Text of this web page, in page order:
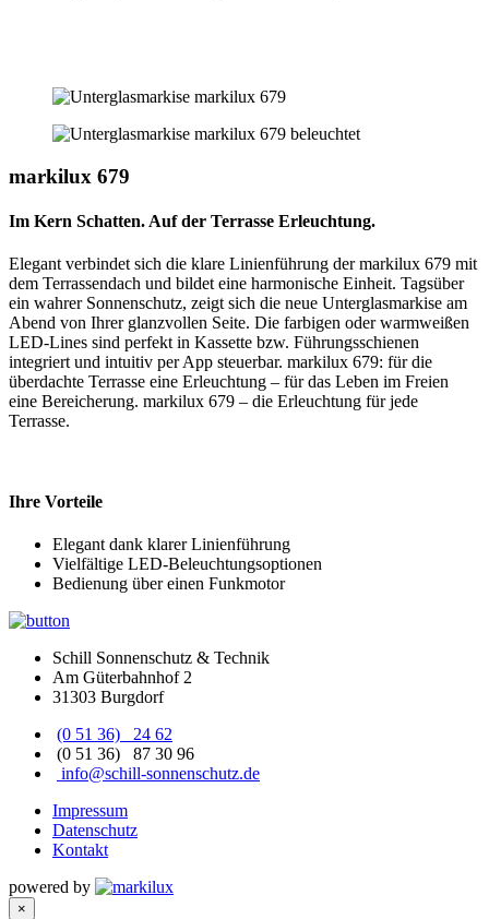
markilux 679
Im Kern Schatten. Auf der Terrasse Erleuchtung.
Elegant verbindet sich die klare Linienführung der markilux 679 mit
dem Terrassendach und bildet eine harmonische Einheit. Tagsüber
ein wahrer Sonnenschutz, zeigt sich die neue Unterglasmarkise am
Abend von Ihrer glanzvollen Seite. Die farbigen oder warmweißen
LED-Lines sind perfekt in Kassette bzw. Führungsschienen
integriert und intuitiv per App steuerbar. markilux 679: für die
überdachte Terrasse eine Erleuchtung – für das Leben im Freien
eine Bereicherung. markilux 679 – die Erleuchtung für jede
Terrasse.
Ihre Vorteile
Elegant dank klarer Linienführung
Vielfältige LED-Beleuchtungsoptionen
Bedienung über einen Funkmotor
Schill Sonnenschutz & Technik
Am Güterbahnhof 2
31303 Burgdorf
(0 51 36) 24 62
(0 51 36) 87 30 96
info@schill-sonnenschutz.de
Impressum
Datenschutz
Kontakt
powered by
×